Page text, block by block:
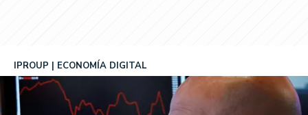
IPROUP ECONOMÍA DIGITAL